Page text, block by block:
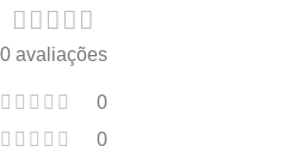
0 avaliações
0
0